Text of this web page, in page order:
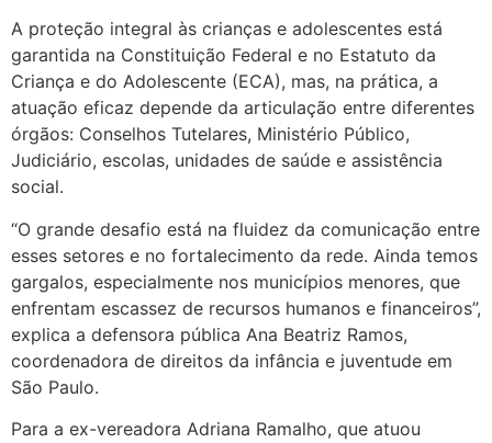
A proteção integral às crianças e adolescentes está
garantida na Constituição Federal e no Estatuto da
Criança e do Adolescente (ECA), mas, na prática, a
atuação eficaz depende da articulação entre diferentes
órgãos: Conselhos Tutelares, Ministério Público,
Judiciário, escolas, unidades de saúde e assistência
social.
“O grande desafio está na fluidez da comunicação entre
esses setores e no fortalecimento da rede. Ainda temos
gargalos, especialmente nos municípios menores, que
enfrentam escassez de recursos humanos e financeiros”,
explica a defensora pública Ana Beatriz Ramos,
coordenadora de direitos da infância e juventude em
São Paulo.
Para a ex-vereadora Adriana Ramalho, que atuou